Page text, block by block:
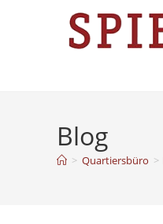
Blog
> Quartiersbüro >